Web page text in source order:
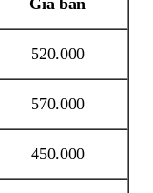
520.000
570.000
450.000